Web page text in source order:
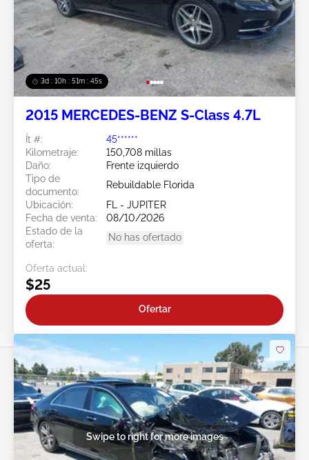
3d : 10h : 51m : 43s
2015 MERCEDES-BENZ S-Class 4.7L
Ít #:
45******
Kilometraje:
150,708 millas
Daño:
Frente izquierdo
Tipo de
documento:
Rebuildable Florida
Ubicación:
FL - JUPITER
Fecha de venta:
08/10/2026
Estado de la
oferta:
No has ofertado
Oferta actual:
$25
Ofertar
Swipe to right for more images